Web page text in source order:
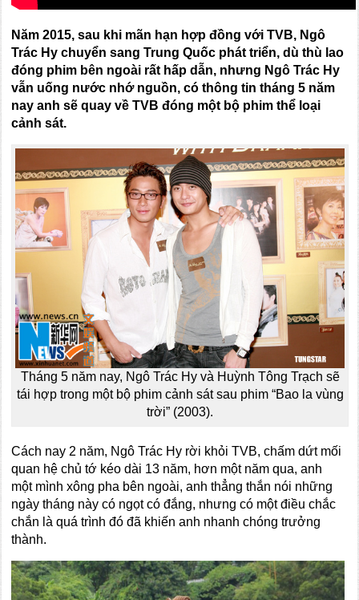
Năm 2015, sau khi mãn hạn hợp đồng với TVB, Ngô
Trác Hy chuyển sang Trung Quốc phát triển,dù thù lao
đóng phim bên ngoài rất hấp dẫn, nhưng Ngô Trác Hy
vẫn uống nước nhớ nguồn, có thông tin tháng 5 năm
nay anh sẽ quay về TVB đóng một bộ phim thể loại
cảnh sát.
Tháng 5 năm nay, Ngô Trác Hy và Huỳnh Tông Trạch sẽ
tái hợp trong một bộ phim cảnh sát sau phim “Bao la vùng
trời” (2003).
Cách nay 2 năm, Ngô Trác Hy rời khỏi TVB, chấm dứt mối
quan hệ chủ tớ kéo dài 13 năm, hơn một năm qua, anh
một mình xông pha bên ngoài, anh thẳng thắn nói những
ngày tháng này có ngọt có đắng, nhưng có một điều chắc
chắn là quá trình đó đã khiến anh nhanh chóng trưởng
thành.